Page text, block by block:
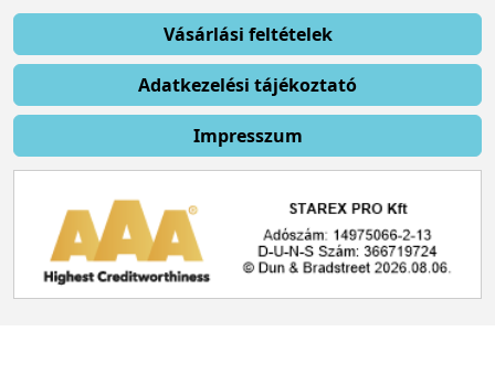
Vásárlási feltételek
Adatkezelési tájékoztató
Impresszum